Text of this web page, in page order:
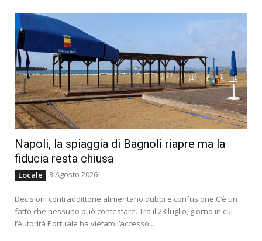
Napoli, la spiaggia di Bagnoli riapre ma la
fiducia resta chiusa
Locale 3 Agosto 2026
Decisioni contraddittorie alimentano dubbi e confusione C’è un
fatto che nessuno può contestare. Tra il 23 luglio, giorno in cui
l’Autorità Portuale ha vietato l’accesso...